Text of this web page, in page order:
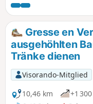
erreichen, der einen
die Hochebenen des
Aiguille und das Tal
Chancen, Steinböcke
zu beobachten.
Gresse en
ausgehöhlten
Tränke dienen
Visorando-Mitglied
10,46 km
+1